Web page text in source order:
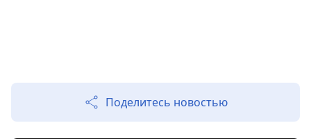
Поделитесь новостью